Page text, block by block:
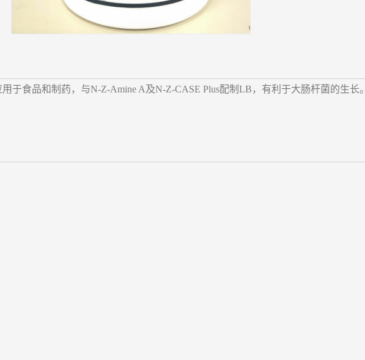
于食品和制药，与N-Z-Amine A及N-Z-CASE Plus配制LB，有利于大肠杆菌的生长。